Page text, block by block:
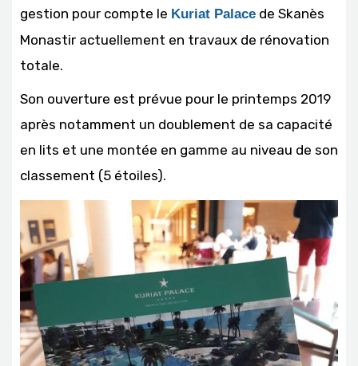
gestion pour compte le Kuriat Palace de Skanès
Monastir actuellement en travaux de rénovation
totale.
Son ouverture est prévue pour le printemps 2019
après notamment un doublement de sa capacité
en lits et une montée en gamme au niveau de son
classement (5 étoiles).